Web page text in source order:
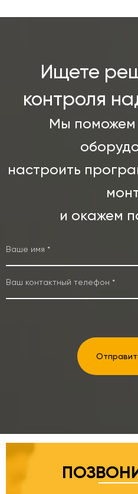
Ищете
контроля
Мы поможем
настроить
и окажем